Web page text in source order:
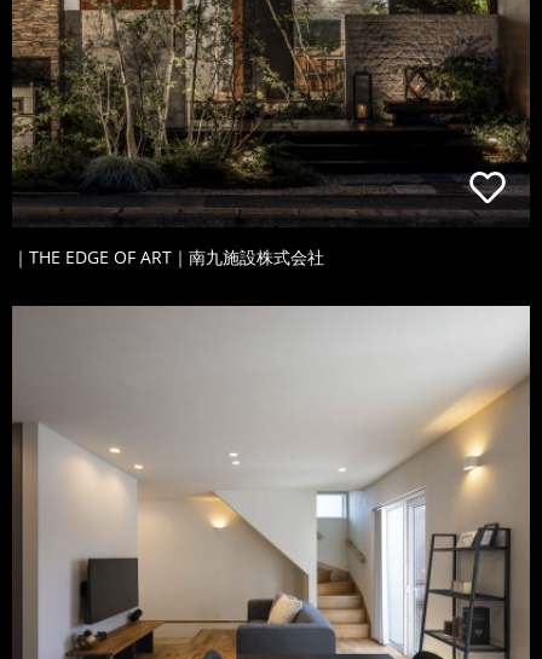
｜THE EDGE OF ART｜南九施設株式会社